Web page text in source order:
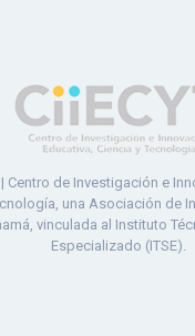
| Centro de Investigación e
una Asociación de
vinculada al Instituto
Especializado (ITSE).